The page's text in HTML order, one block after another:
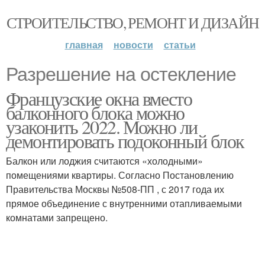
СТРОИТЕЛЬСТВО, РЕМОНТ И ДИЗАЙН
главная новости статьи
Разрешение на остекление
Французские окна вместо
балконного блока можно
узаконить 2022. Можно ли
демонтировать подоконный блок
Балкон или лоджия считаются «холодными»
помещениями квартиры. Согласно Постановлению
Правительства Москвы №508-ПП , с 2017 года их
прямое объединение с внутренними отапливаемыми
комнатами запрещено.